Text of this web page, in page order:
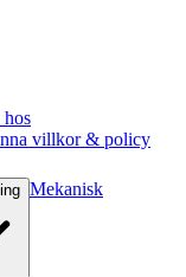
hos
villkor & policy
Mekanisk